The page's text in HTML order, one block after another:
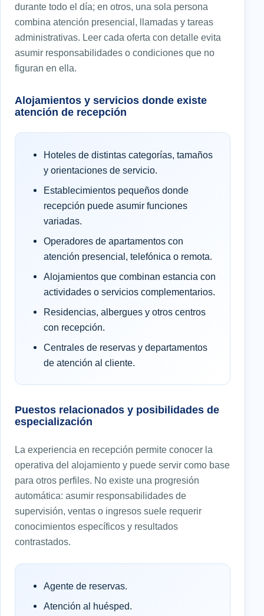
durante todo el día; en otros, una sola persona
combina atención presencial, llamadas y tareas
administrativas. Leer cada oferta con detalle evita
asumir responsabilidades o condiciones que no
figuran en ella.
Alojamientos y servicios donde existe
atención de recepción
Hoteles de distintas categorías, tamaños
y orientaciones de servicio.
Establecimientos pequeños donde
recepción puede asumir funciones
variadas.
Operadores de apartamentos con
atención presencial, telefónica o remota.
Alojamientos que combinan estancia con
actividades o servicios complementarios.
Residencias, albergues y otros centros
con recepción.
Centrales de reservas y departamentos
de atención al cliente.
Puestos relacionados y posibilidades de
especialización
La experiencia en recepción permite conocer la
operativa del alojamiento y puede servir como base
para otros perfiles. No existe una progresión
automática: asumir responsabilidades de
supervisión, ventas o ingresos suele requerir
conocimientos específicos y resultados
contrastados.
Agente de reservas.
Atención al huésped.